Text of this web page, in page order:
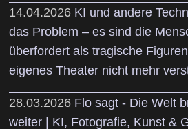
14.04.2026 KI und andere
das Problem – es sind die
überfordert als tragische
eigenes Theater nicht mehr
28.03.2026 Flo sagt - Die Welt
weiter | KI, Fotografie, Kunst &